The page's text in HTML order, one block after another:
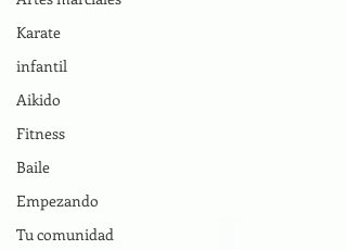
Karate
infantil
Aikido
Fitness
Baile
Empezando
Tu comunidad